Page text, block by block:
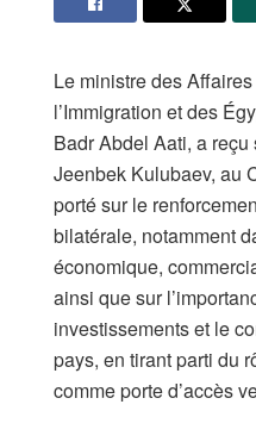
Le ministre des
l’Immigration et des
Badr Abdel Aati, a
Jeenbek Kulubaev, au
porté sur le
bilatérale, notamment
économique,
ainsi que sur
investissements et le
pays, en tirant parti du
comme porte d’accès